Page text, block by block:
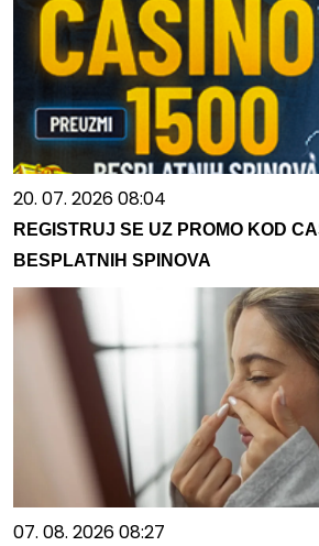
20. 07. 2026 08:04
REGISTRUJ SE UZ PROMO KOD
BESPLATNIH SPINOVA
07. 08. 2026 08:27